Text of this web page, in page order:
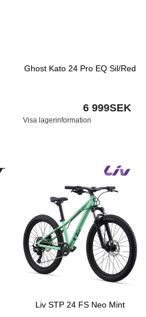
Ghost Kato 24 Pro EQ Sil/Red
6 999SEK
Visa lagerinformation
Liv STP 24 FS Neo Mint